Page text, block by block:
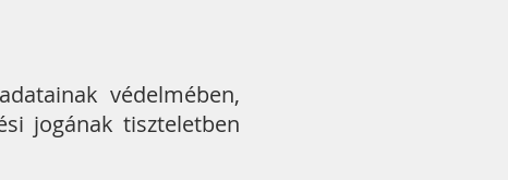
védelmében,
jogának tiszteletben